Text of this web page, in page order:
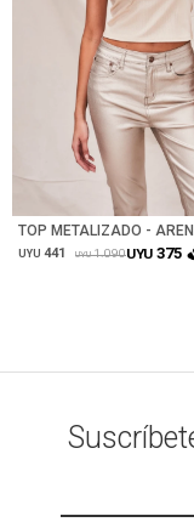
TOP METALIZADO -
UYU 441 UYU 1.090UYU 375